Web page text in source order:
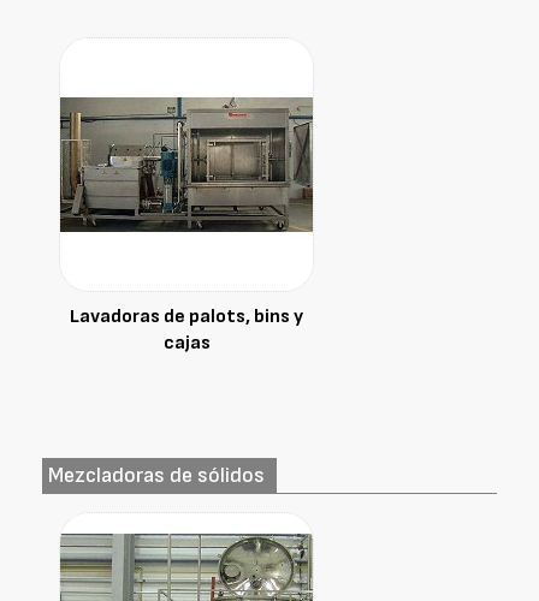
Lavadoras de palots, bins y
cajas
Mezcladoras de sólidos